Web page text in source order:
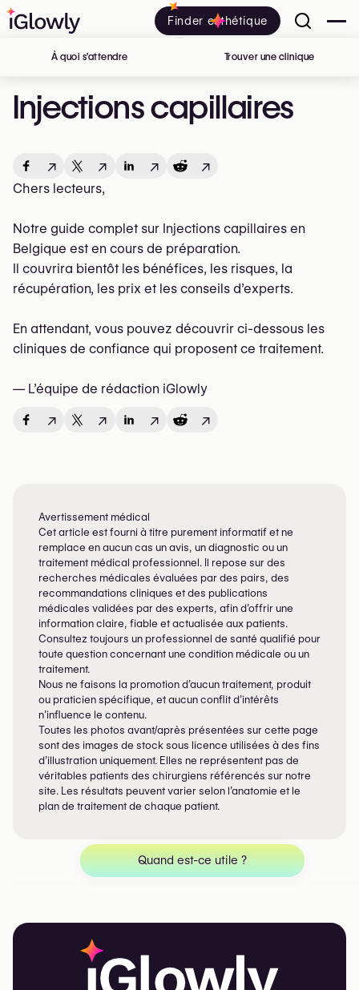
Finder esthétique
Injections capillaires
À quoi s’attendre Trouver une clinique
↗ ↗ ↗ ↗
Chers lecteurs,
Notre guide complet sur Injections capillaires en
Belgique est en cours de préparation.
Il couvrira bientôt les bénéfices, les risques, la
récupération, les prix et les conseils d’experts.
En attendant, vous pouvez découvrir ci-dessous les
cliniques de confiance qui proposent ce traitement.
— L’équipe de rédaction iGlowly
↗ ↗ ↗ ↗
Avertissement médical
Cet article est fourni à titre purement informatif et ne
remplace en aucun cas un avis, un diagnostic ou un
traitement médical professionnel. Il repose sur des
recherches médicales évaluées par des pairs, des
recommandations cliniques et des publications
médicales validées par des experts, afin d’offrir une
information claire, fiable et actualisée aux patients.
Consultez toujours un professionnel de santé qualifié pour
toute question concernant une condition médicale ou un
traitement.
Nous ne faisons la promotion d’aucun traitement, produit
ou praticien spécifique, et aucun conflit d’intérêts
n’influence le contenu.
Toutes les photos avant/après présentées sur cette page
sont des images de stock sous licence utilisées à des fins
d’illustration uniquement. Elles ne représentent pas de
véritables patients des chirurgiens référencés sur notre
site. Les résultats peuvent varier selon l’anatomie et le
plan de traitement de chaque patient.
Quand est-ce utile ?